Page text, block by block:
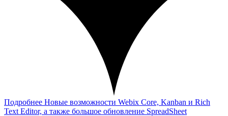
Подробнее Новые возможности Webix Core, Kanban и Rich
Text Editor, а также большое обновление SpreadSheet